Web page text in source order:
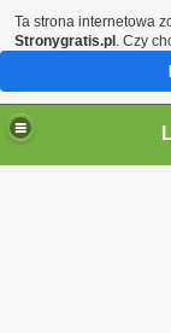
Ta strona internetowa
Stronygratis.pl . Czy